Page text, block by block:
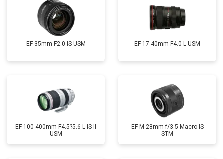
EF 35mm F2.0 IS USM EF 17-40mm F4.0 L USM
EF 100-400mm F4.5?5.6 L IS II
USM
EF-M 28mm f/3.5 Macro IS
STM